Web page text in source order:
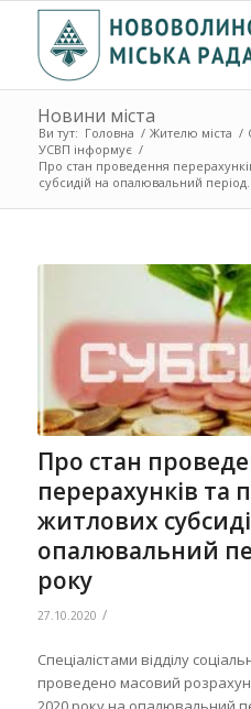
Новини міста
Ви тут: Головна / Жителю міста /
УСВП інформує /
Про стан проведення
субсидій на опалювальний
Про стан
перерахунків та
житлових
опалювальний
року
27.10.2020 /
Спеціалістами відділу
проведено масовий